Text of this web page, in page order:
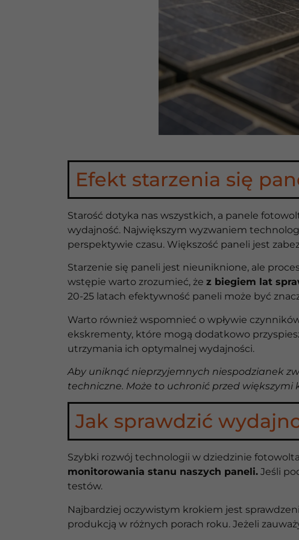
Efekt starzenia się
Starość dotyka nas wszystkich, a panele
wydajność. Największym wyzwaniem
perspektywie czasu. Większość paneli jest
Starzenie się paneli jest nieuniknione, ale
wstępie warto zrozumieć, że z biegiem lat
20-25 latach efektywność paneli może być
Warto również wspomnieć o wpływie
ekskrementy, które mogą dodatkowo
utrzymania ich optymalnej wydajności.
Aby uniknąć nieprzyjemnych niespodzianek
techniczne. Może to uchronić przed
Jak sprawdzić
Szybki rozwój technologii w dziedzinie
monitorowania stanu naszych paneli. Jeśli
testów.
Najbardziej oczywistym krokiem jest
produkcją w różnych porach roku. Jeżeli